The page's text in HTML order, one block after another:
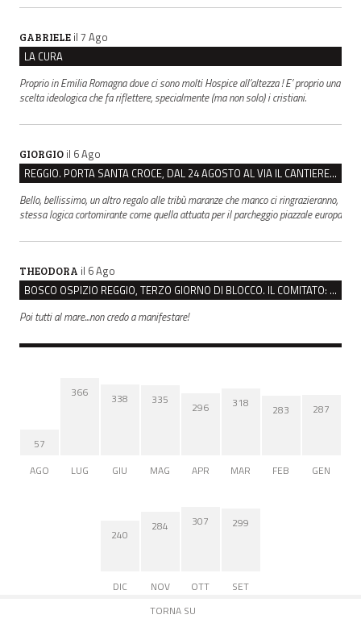
GABRIELE il 7 Ago
LA CURA
Proprio in Emilia Romagna dove ci sono molti Hospice all’altezza ! E’ proprio una
scelta ideologica che fa riflettere, specialmente (ma non solo) i cristiani.
GIORGIO il 6 Ago
REGGIO. PORTA SANTA CROCE, DAL 24 AGOSTO AL VIA IL CANTIERE PER IL NUOVO COLLETTORE FOGNARIO
Bello, bellissimo, un altro regalo alle tribù maranze che manco ci ringrazieranno,
stessa logica cortomirante come quella attuata per il parcheggio piazzale europa
THEODORA il 6 Ago
BOSCO OSPIZIO REGGIO, TERZO GIORNO DI BLOCCO. IL COMITATO: “PRESIDIO FINO A VENERDÌ”
Poi tutti al mare...non credo a manifestare!
57
AGO
366
LUG
338
GIU
335
MAG
296
APR
318
MAR
283
FEB
287
GEN
240
DIC
284
NOV
307
OTT
299
SET
TORNA SU